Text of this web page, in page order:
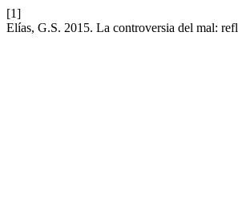
[1]
Elías, G.S. 2015. La controversia del mal: